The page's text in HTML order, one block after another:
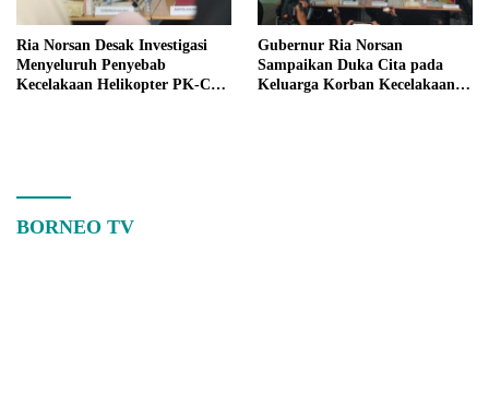
Ria Norsan Desak Investigasi
Menyeluruh Penyebab
Kecelakaan Helikopter PK-CFX
Gubernur Ria Norsan
Sampaikan Duka Cita pada
Keluarga Korban Kecelakaan
BORNEO TV